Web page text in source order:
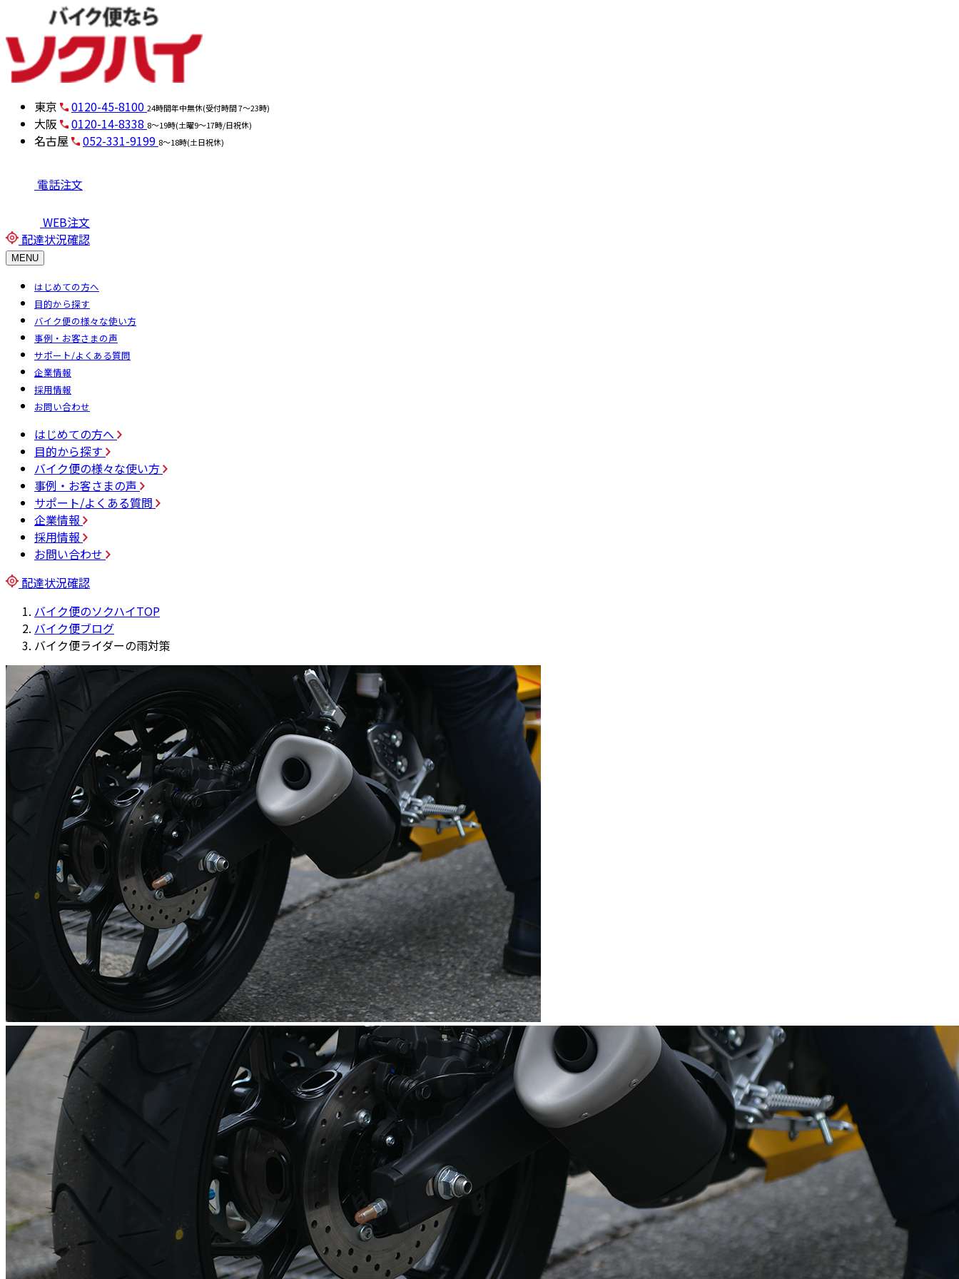
東京 0120-45-8100 24時間年中無休(受付時間 7～23時)
大阪 0120-14-8338 8～19時(土曜9～17時/日祝休)
名古屋 052-331-9199 8～18時(土日祝休)
電話注文
WEB注文
配達状況確認
MENU
はじめての方へ
目的から探す
バイク便の様々な使い方
事例・お客さまの声
サポート/よくある質問
企業情報
採用情報
お問い合わせ
はじめての方へ
目的から探す
バイク便の様々な使い方
事例・お客さまの声
サポート/よくある質問
企業情報
採用情報
お問い合わせ
配達状況確認
バイク便のソクハイTOP
バイク便ブログ
バイク便ライダーの雨対策